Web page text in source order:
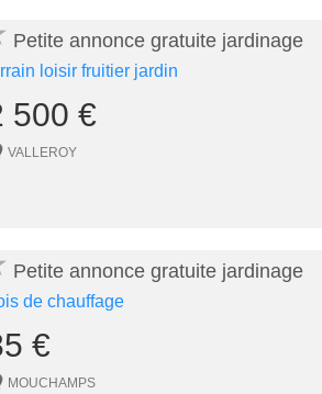
Petite annonce gratuite jardinage
loisir fruitier jardin
500 €
VALLEROY
Petite annonce gratuite jardinage
de chauffage
€
MOUCHAMPS